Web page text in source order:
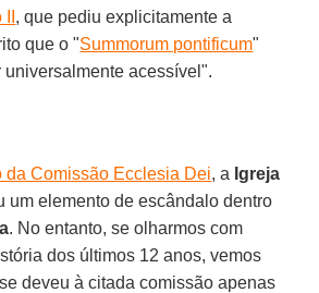
, que pediu explicitamente a
que o "Summorum pontificum"
universalmente acessível".
da Comissão Ecclesia Dei, a Igreja
um elemento de escândalo dentro
. No entanto, se olharmos com
dos últimos 12 anos, vemos
deveu à citada comissão apenas